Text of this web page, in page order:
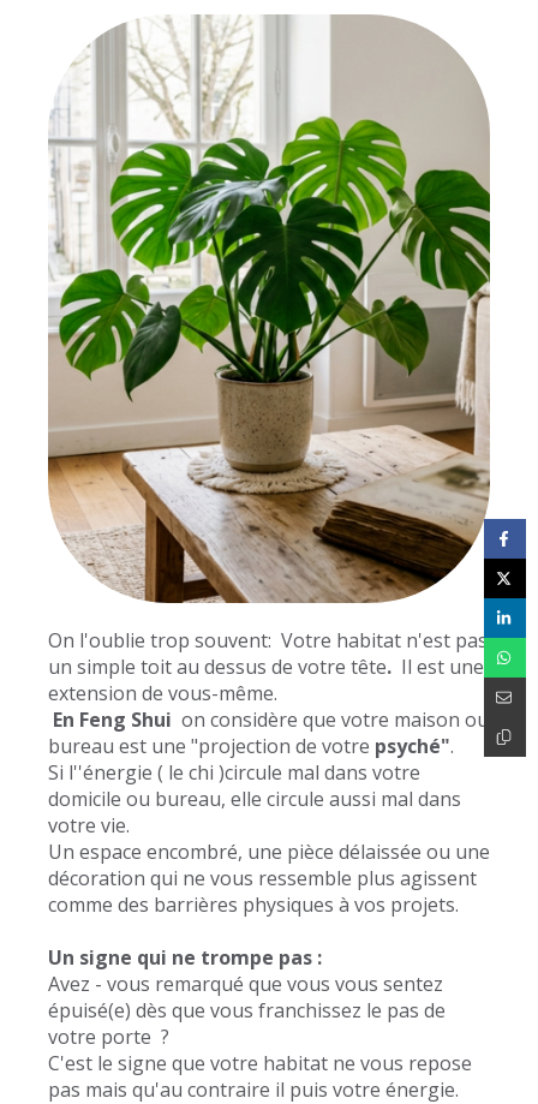
On l'oublie trop souvent: Votre habitat n'est pas
un simple toit au dessus de votre tête. Il est une
extension de vous-même.
En Feng Shui on considère que votre maison ou
bureau est une "projection de votre psyché".
Si l''énergie ( le chi )circule mal dans votre
domicile ou bureau, elle circule aussi mal dans
votre vie.
Un espace encombré, une pièce délaissée ou une
décoration qui ne vous ressemble plus agissent
comme des barrières physiques à vos projets.
Un signe qui ne trompe pas :
Avez - vous remarqué que vous vous sentez
épuisé(e) dès que vous franchissez le pas de
votre porte ?
C'est le signe que votre habitat ne vous repose
pas mais qu'au contraire il puis votre énergie.